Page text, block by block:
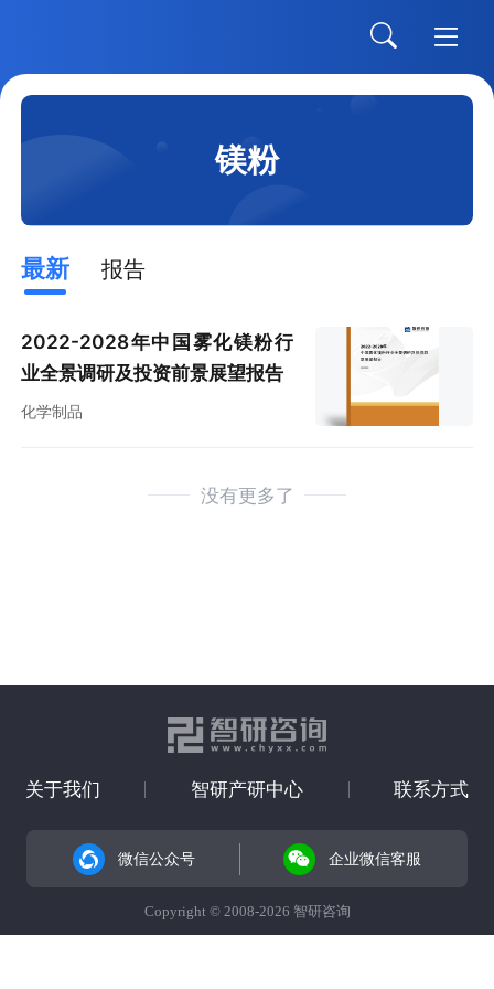
镁粉
最新 报告
2022-2028年中国雾化镁粉行
业全景调研及投资前景展望报告
化学制品
没有更多了
关于我们 智研产研中心 联系方式
微信公众号 企业微信客服
Copyright © 2008-2026 智研咨询